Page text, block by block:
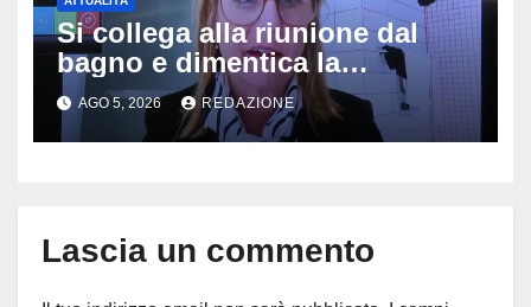
Si collega alla riunione dal
bagno e dimentica la
telecamera accesa: tutti
vedono il bucato, il video
diventa virale
AGO 5, 2026 REDAZIONE
Lascia un commento